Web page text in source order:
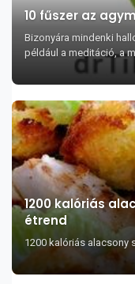
10 fűszer az
Bizonyára mindenki
például a meditáció, a
1200 kalóriás
étrend
1200 kalóriás alacsony